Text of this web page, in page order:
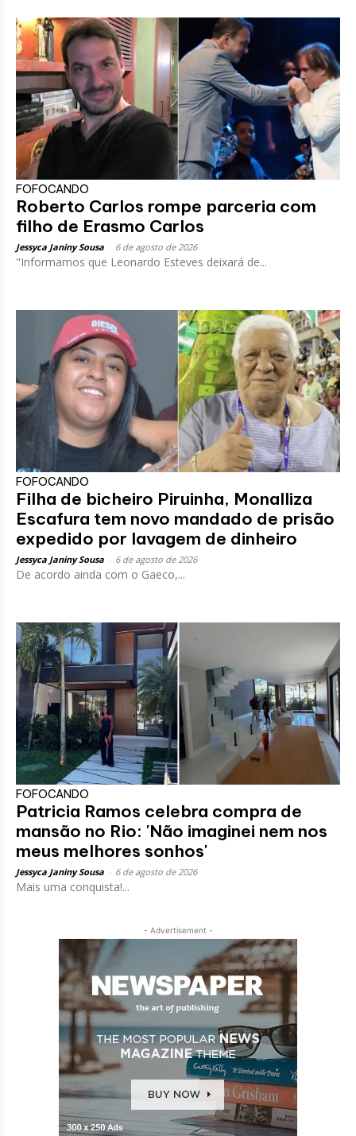
FOFOCANDO
Roberto Carlos rompe parceria com
filho de Erasmo Carlos
Jessyca Janiny Sousa 6 de agosto de 2026
"Informamos que Leonardo Esteves deixará de...
FOFOCANDO
Filha de bicheiro Piruinha, Monalliza
Escafura tem novo mandado de prisão
expedido por lavagem de dinheiro
Jessyca Janiny Sousa 6 de agosto de 2026
De acordo ainda com o Gaeco,...
FOFOCANDO
Patricia Ramos celebra compra de
mansão no Rio: 'Não imaginei nem nos
meus melhores sonhos'
Jessyca Janiny Sousa 6 de agosto de 2026
Mais uma conquista!...
- Advertisement -